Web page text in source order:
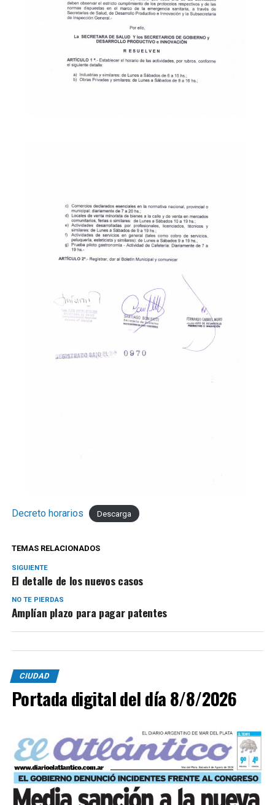
Decreto horarios Descarga
TEMAS RELACIONADOS
SIGUIENTE
El detalle de los nuevos casos
NO TE PIERDAS
Amplían plazo para pagar patentes
CIUDAD
Portada digital del día 8/8/2026